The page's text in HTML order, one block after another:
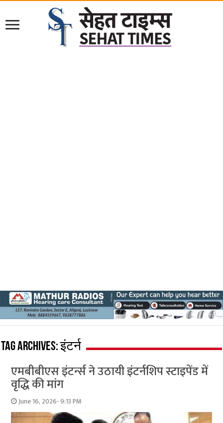
Tag Archives:इंटर्न
एमबीबीएस इंटर्न्स ने उठायी इंटर्नशिप स्टाइपेंड में
वृद्धि की मांग
June 16, 2026- 9:13 PM